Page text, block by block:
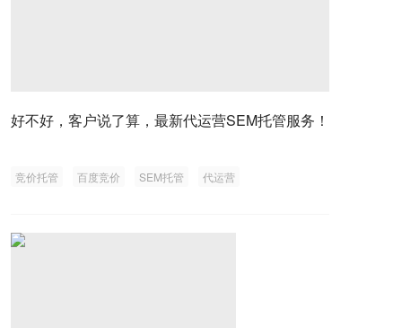
好不好，客户说了算，最新代运营SEM托管服务！
竞价托管 百度竞价 SEM托管 代运营